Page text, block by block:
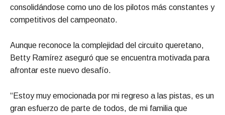
consolidándose como uno de los pilotos más constantes y
competitivos del campeonato.
Aunque reconoce la complejidad del circuito queretano,
Betty Ramírez aseguró que se encuentra motivada para
afrontar este nuevo desafío.
“Estoy muy emocionada por mi regreso a las pistas, es un
gran esfuerzo de parte de todos, de mi familia que